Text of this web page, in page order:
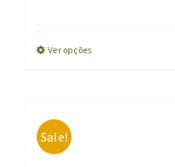
Ver opções
Sale!